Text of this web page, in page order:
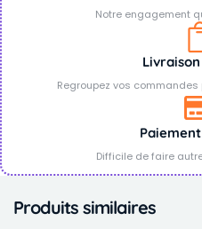
Notre engagement
Regroupez vos
Difficile de faire
Produits similaires